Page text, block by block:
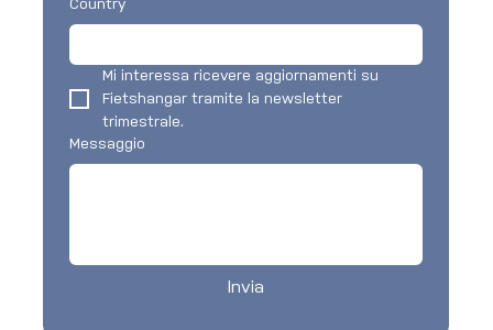
Country
Mi interessa ricevere aggiornamenti su
Fietshangar tramite la newsletter
trimestrale.
Messaggio
Invia